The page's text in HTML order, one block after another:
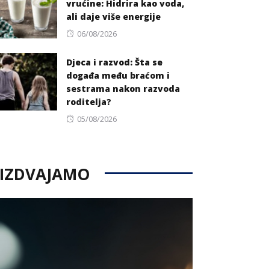
vrućine: Hidrira kao voda,
ali daje više energije
Posted
06/08/2026
Djeca i razvod: Šta se
događa među braćom i
sestrama nakon razvoda
roditelja?
Posted
05/08/2026
IZDVAJAMO